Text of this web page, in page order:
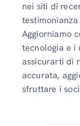
nei siti di
Aggiorniamo
tecnologia e i
assicurarti di
accurata,
sfruttare i